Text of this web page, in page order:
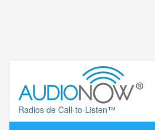
Radios de Call-to-Listen™